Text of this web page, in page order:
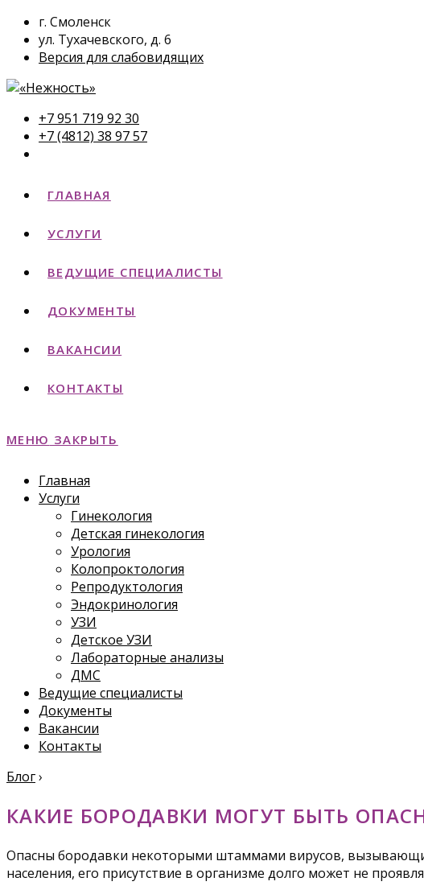
г. Смоленск
ул. Тухачевского, д. 6
Версия для слабовидящих
+7 951 719 92 30
+7 (4812) 38 97 57
ГЛАВНАЯ
УСЛУГИ
ВЕДУЩИЕ СПЕЦИАЛИСТЫ
ДОКУМЕНТЫ
ВАКАНСИИ
КОНТАКТЫ
МЕНЮ ЗАКРЫТЬ
Главная
Услуги
Гинекология
Детская гинекология
Урология
Колопроктология
Репродуктология
Эндокринология
УЗИ
Детское УЗИ
Лабораторные анализы
ДМС
Ведущие специалисты
Документы
Вакансии
Контакты
Блог›
КАКИЕ БОРОДАВКИ МОГУТ БЫТЬ
Опасны бородавки некоторыми штаммами вирусов,
населения, его присутствие в организме долго может не